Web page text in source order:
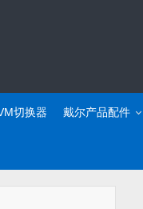
切换器 戴尔产品配件